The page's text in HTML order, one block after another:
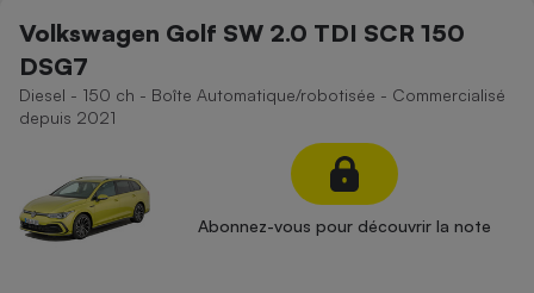
Volkswagen Golf SW 2.0 TDI SCR 150
DSG7
Diesel - 150 ch - Boîte Automatique/robotisée - Commercialisé
depuis 2021
Abonnez-vous pour découvrir la note